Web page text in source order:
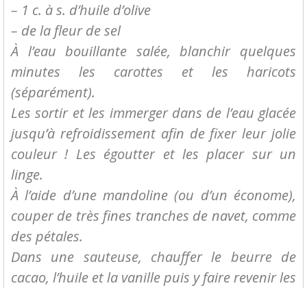
– 1 c. à s. d’huile d’olive
– de la fleur de sel
À l’eau bouillante salée, blanchir quelques
minutes les carottes et les haricots
(séparément).
Les sortir et les immerger dans de l’eau glacée
jusqu’à refroidissement afin de fixer leur jolie
couleur ! Les égoutter et les placer sur un
linge.
À l’aide d’une mandoline (ou d’un économe),
couper de très fines tranches de navet, comme
des pétales.
Dans une sauteuse, chauffer le beurre de
cacao, l’huile et la vanille puis y faire revenir les